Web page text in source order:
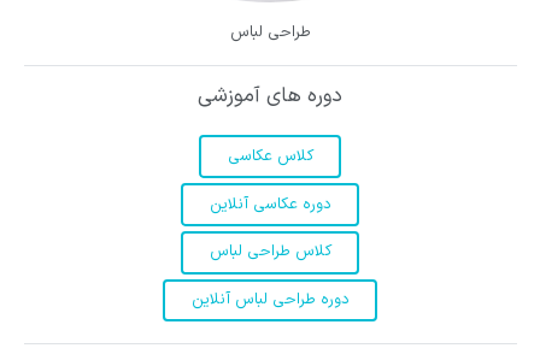
طراحی لباس
دوره های آموزشی
کلاس عکاسی
دوره عکاسی آنلاین
کلاس طراحی لباس
دوره طراحی لباس آنلاین